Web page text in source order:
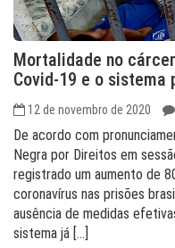
Mortalidade no
Covid-19 e o
12 de novembro de 2020
De acordo com
Negra por Direitos em
registrado um aumento de
coronavírus nas prisões
ausência de medidas
sistema já […]